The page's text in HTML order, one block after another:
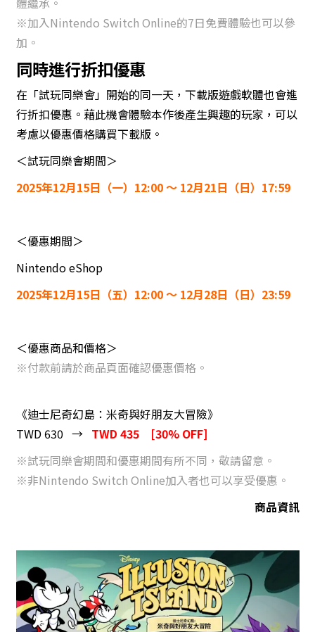
※加入Nintendo Switch Online的7日免費體驗也可以參
加。
同時進行折扣優惠
在「試玩同樂會」開始的同一天，下載版遊戲軟體也會進
行折扣優惠。藉此機會體驗本作後產生興趣的玩家，可以
考慮以優惠價格購買下載版。
＜試玩同樂會期間＞
2025年12月15日（一）12:00 ～ 12月21日（日）17:59
＜優惠期間＞
Nintendo eShop
2025年12月15日（五）12:00 ～ 12月28日（日）23:59
＜優惠商品和價格＞
※付款前請於商品頁面確認優惠價格。
《迪士尼奇幻島：米奇與好朋友大冒險》
TWD 630 → TWD 435
[30% OFF]
※試玩同樂會期間和優惠期間有所不同，敬請留意。
※非Nintendo Switch Online加入者也可以享受優惠。
商品資訊